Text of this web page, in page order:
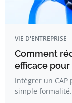
VIE D'ENTREPRISE
Comment
efficace pour
Intégrer un CAP
simple